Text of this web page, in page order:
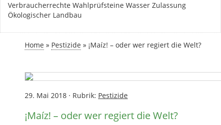
Verbraucherrechte Wahlprüfsteine Wasser Zulassung
Ökologischer Landbau
Home » Pestizide » ¡Maíz! – oder wer regiert die Welt?
29. Mai 2018 · Rubrik: Pestizide
¡Maíz! – oder wer regiert die Welt?